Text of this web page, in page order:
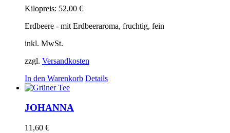
Kilopreis: 52,00 €
Erdbeere - mit Erdbeeraroma, fruchtig, fein
inkl. MwSt.
zzgl. Versandkosten
In den Warenkorb Details
JOHANNA
11,60 €